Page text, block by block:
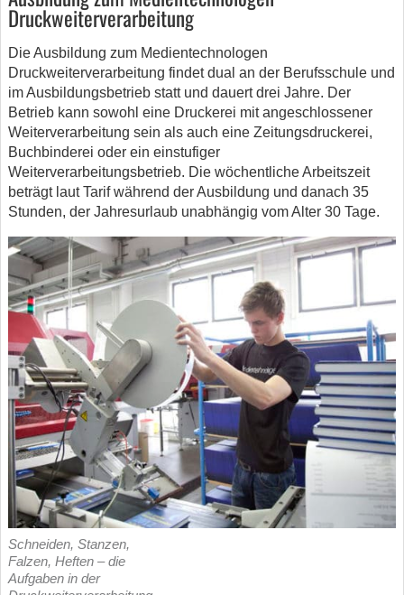
Druckweiterverarbeitung
Die Ausbildung zum Medientechnologen
Druckweiterverarbeitung findet dual an der Berufsschule und
im Ausbildungsbetrieb statt und dauert drei Jahre. Der
Betrieb kann sowohl eine Druckerei mit angeschlossener
Weiterverarbeitung sein als auch eine Zeitungsdruckerei,
Buchbinderei oder ein einstufiger
Weiterverarbeitungsbetrieb. Die wöchentliche Arbeitszeit
beträgt laut Tarif während der Ausbildung und danach 35
Stunden, der Jahresurlaub unabhängig vom Alter 30 Tage.
Schneiden, Stanzen,
Falzen, Heften – die
Aufgaben in der